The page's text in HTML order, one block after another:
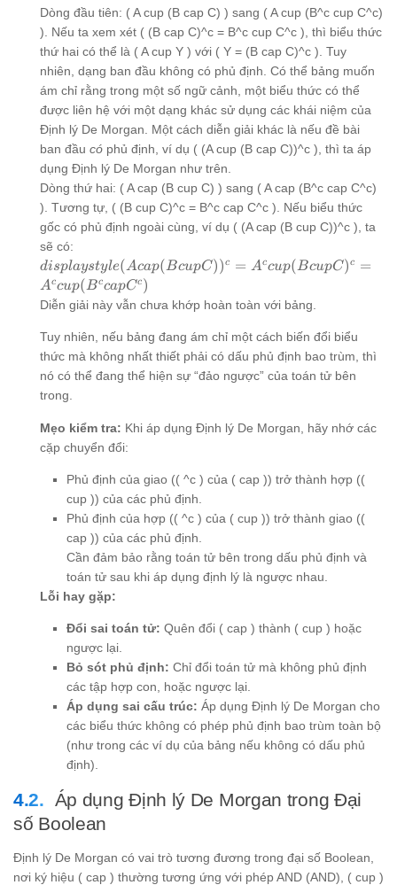
Dòng đầu tiên: ( A cup (B cap C) ) sang ( A cup (B^c cup C^c)
). Nếu ta xem xét ( (B cap C)^c = B^c cup C^c ), thì biểu thức
thứ hai có thể là ( A cup Y ) với ( Y = (B cap C)^c ). Tuy
nhiên, dạng ban đầu không có phủ định. Có thể bảng muốn
ám chỉ rằng trong một số ngữ cảnh, một biểu thức có thể
được liên hệ với một dạng khác sử dụng các khái niệm của
Định lý De Morgan. Một cách diễn giải khác là nếu đề bài
ban đầu có phủ định, ví dụ ( (A cup (B cap C))^c ), thì ta áp
dụng Định lý De Morgan như trên.
Dòng thứ hai: ( A cap (B cup C) ) sang ( A cap (B^c cap C^c)
). Tương tự, ( (B cup C)^c = B^c cap C^c ). Nếu biểu thức
gốc có phủ định ngoài cùng, ví dụ ( (A cap (B cup C))^c ), ta
sẽ có:
displaystyle
(A cap (B
cup C))^c
(B cup C)^c
= A^c cup
(B^c cap
C^c)
displaystyle(Acap(BcupC))c = Accup(BcupC)c =
Accup(BccapCc)
Diễn giải này vẫn chưa khớp hoàn toàn với bảng.
Tuy nhiên, nếu bảng đang ám chỉ một cách biến đổi biểu
thức mà không nhất thiết phải có dấu phủ định bao trùm, thì
nó có thể đang thể hiện sự “đảo ngược” của toán tử bên
trong.
Mẹo kiểm tra: Khi áp dụng Định lý De Morgan, hãy nhớ các
cặp chuyển đổi:
Phủ định của giao (( ^c ) của ( cap )) trở thành hợp ((
cup )) của các phủ định.
Phủ định của hợp (( ^c ) của ( cup )) trở thành giao ((
cap )) của các phủ định.
Cần đảm bảo rằng toán tử bên trong dấu phủ định và
toán tử sau khi áp dụng định lý là ngược nhau.
Lỗi hay gặp:
Đổi sai toán tử: Quên đổi ( cap ) thành ( cup ) hoặc
ngược lại.
Bỏ sót phủ định: Chỉ đổi toán tử mà không phủ định
các tập hợp con, hoặc ngược lại.
Áp dụng sai cấu trúc: Áp dụng Định lý De Morgan cho
các biểu thức không có phép phủ định bao trùm toàn bộ
(như trong các ví dụ của bảng nếu không có dấu phủ
định).
Áp dụng Định lý De Morgan trong Đại
số Boolean
Định lý De Morgan có vai trò tương đương trong đại số Boolean,
nơi ký hiệu ( cap ) thường tương ứng với phép AND (AND), ( cup )